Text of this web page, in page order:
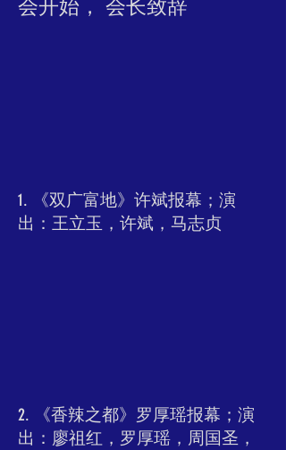
会开始， 会长致辞
1. 《双广富地》许斌报幕；演
出：王立玉，许斌，马志贞
2. 《香辣之都》罗厚瑶报幕；演
出：廖祖红，罗厚瑶，周国圣，